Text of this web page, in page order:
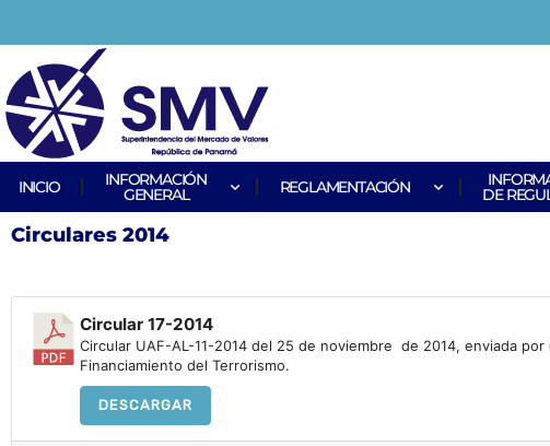
INICIO
INFORMACIÓN
GENERAL
REGLAMENTACIÓN
DE
Circulares 2014
Circular 17-2014
Circular UAF-AL-11-2014 del 25 de noviembre de 2014, enviada
Financiamiento del Terrorismo.
DESCARGAR